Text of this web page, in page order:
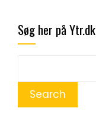
Søg her på Ytr.dk